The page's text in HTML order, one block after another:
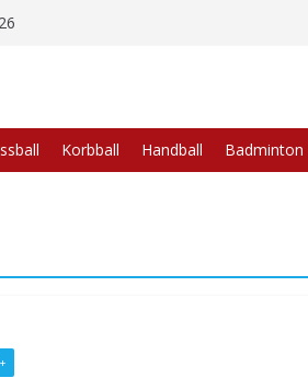
Korbball Handball Badminton